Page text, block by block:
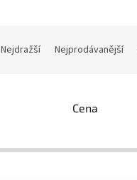
Nejdražší Nejprodávanější
Cena